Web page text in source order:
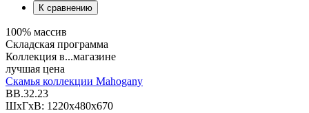
К сравнению
100% массив
Складская программа
Коллекция в...магазине
лучшая цена
Скамья коллекции Mahogany
BB.32.23
ШхГхВ: 1220х480х670